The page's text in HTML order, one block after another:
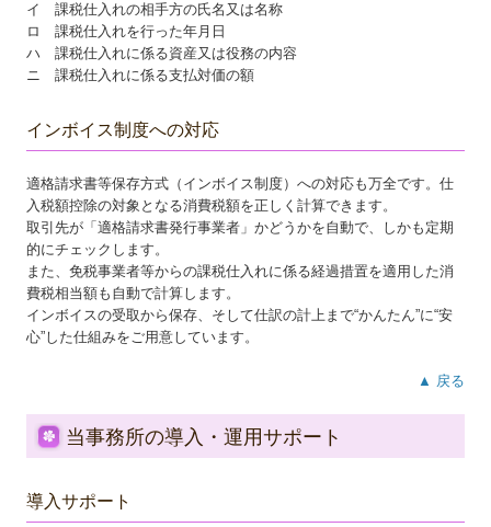
イ 課税仕入れの相手方の氏名又は名称
ロ 課税仕入れを行った年月日
ハ 課税仕入れに係る資産又は役務の内容
ニ 課税仕入れに係る支払対価の額
インボイス制度への対応
適格請求書等保存方式（インボイス制度）への対応も万全です。仕
入税額控除の対象となる消費税額を正しく計算できます。
取引先が「適格請求書発行事業者」かどうかを自動で、しかも定期
的にチェックします。
また、免税事業者等からの課税仕入れに係る経過措置を適用した消
費税相当額も自動で計算します。
インボイスの受取から保存、そして仕訳の計上まで“かんたん”に“安
心”した仕組みをご用意しています。
▲ 戻る
当事務所の導入・運用サポート
導入サポート